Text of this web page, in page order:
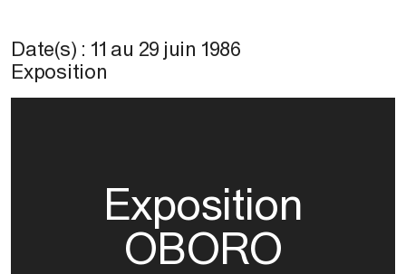
Date(s) : 11 au 29 juin 1986
Exposition
Exposition
OBORO